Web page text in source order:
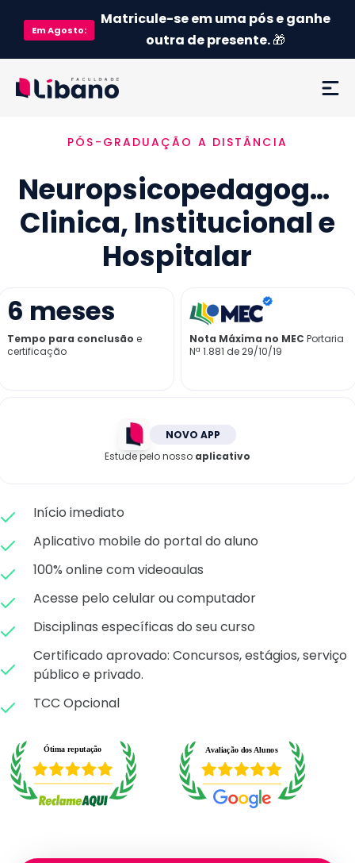
EmAgosto:
Matricule-se em uma pós e ganhe
outra de presente.🎁
Ementa
Como funciona
Credenciamento MEC
Já sou aluno
PÓS-GRADUAÇÃO A DISTÂNCIA
Neuropsicopedagogia
Clinica, Institucional e
Hospitalar
6 meses
Tempo para conclusão e
certificação
Nota Máxima no MEC Portaria
Nª 1.881 de 29/10/19
NOVO APP
Estude pelo nosso aplicativo
Início imediato
Aplicativo mobile do portal do aluno
100% online com videoaulas
Acesse pelo celular ou computador
Disciplinas específicas do seu curso
Certificado aprovado: Concursos, estágios, serviço
público e privado.
TCC Opcional